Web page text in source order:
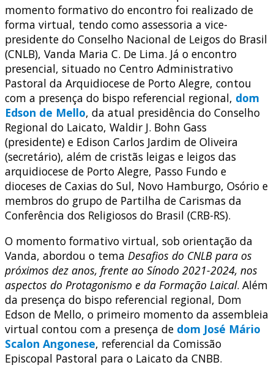
momento formativo do encontro foi realizado de
forma virtual, tendo como assessoria a vice-
presidente do Conselho Nacional de Leigos do Brasil
(CNLB), Vanda Maria C. De Lima. Já o encontro
presencial, situado no Centro Administrativo
Pastoral da Arquidiocese de Porto Alegre, contou
com a presença do bispo referencial regional, dom
Edson de Mello, da atual presidência do Conselho
Regional do Laicato, Waldir J. Bohn Gass
(presidente) e Edison Carlos Jardim de Oliveira
(secretário), além de cristãs leigas e leigos das
arquidiocese de Porto Alegre, Passo Fundo e
dioceses de Caxias do Sul, Novo Hamburgo, Osório e
membros do grupo de Partilha de Carismas da
Conferência dos Religiosos do Brasil (CRB-RS).
O momento formativo virtual, sob orientação da
Vanda, abordou o tema Desafios do CNLB para os
próximos dez anos, frente ao Sínodo 2021-2024, nos
aspectos do Protagonismo e da Formação Laical. Além
da presença do bispo referencial regional, Dom
Edson de Mello, o primeiro momento da assembleia
virtual contou com a presença de dom José Mário
Scalon Angonese, referencial da Comissão
Episcopal Pastoral para o Laicato da CNBB.